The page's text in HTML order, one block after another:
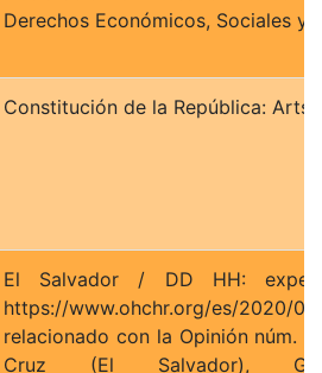
Derechos Económicos, Sociales y
Constitución de la República: Arts.
El Salvador / DD HH:
https://www.ohchr.org/es/
relacionado con la Opinión núm.
Cruz (El Salvador),